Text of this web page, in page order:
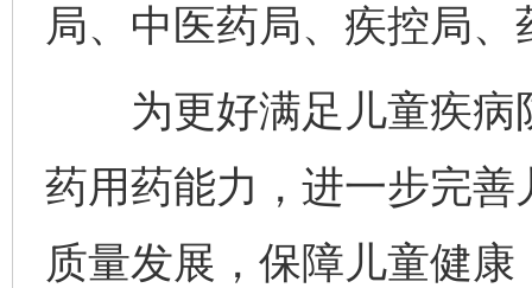
局、中医药局、疾控局、
为更好满足儿童疾病
药用药能力，进一步完
质量发展，保障儿童健